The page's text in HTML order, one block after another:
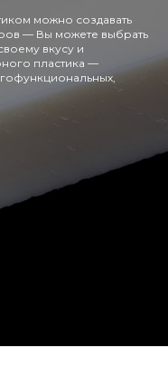
можно создавать
— Вы можете выбрать
вкусу и
пластика —